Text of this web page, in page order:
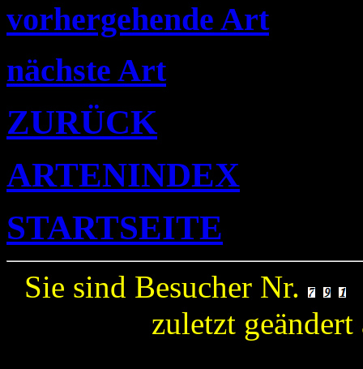
vorhergehende Art
nächste Art
ZURÜCK
ARTENINDEX
STARTSEITE
Sie sind Besucher Nr.
zuletzt